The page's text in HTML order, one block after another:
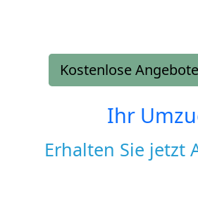
Kostenlose
Ihr
Erhalten Sie jetzt